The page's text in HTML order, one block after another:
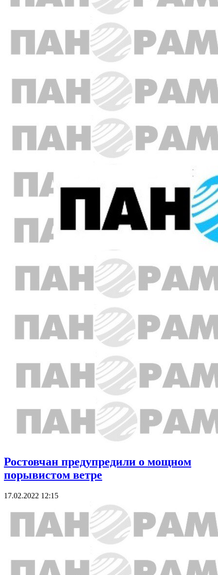
Ростовчан предупредили о мощном
порывистом ветре
17.02.2022 12:15